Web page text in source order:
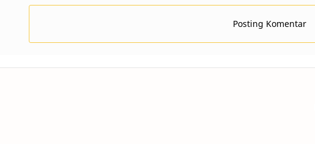
Posting Komentar